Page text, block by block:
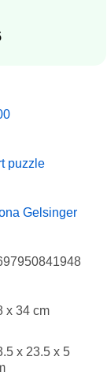
puzzle
Gelsinger
x 34 cm
x 23.5 x 5